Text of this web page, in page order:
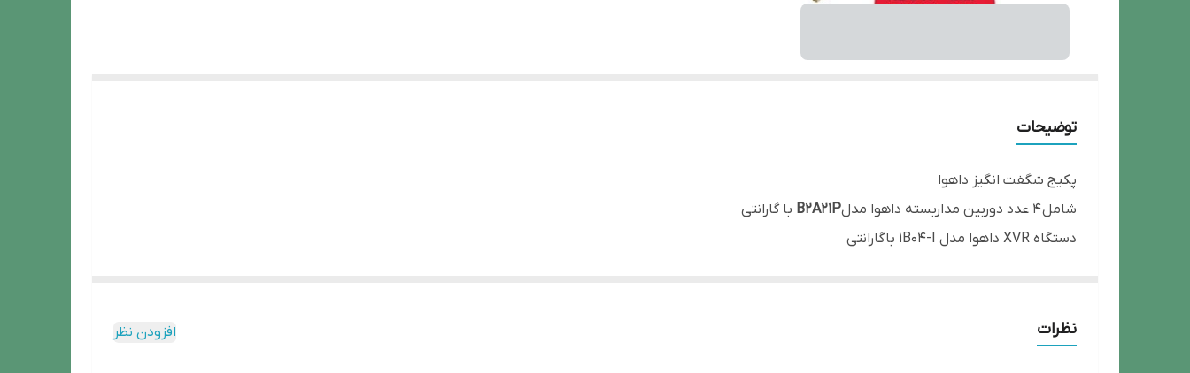
توضیحات
پکیج شگفت انگیز داهوا
شامل 4 عدد دوربین مداربسته داهوا مدل
B2A21P با گارانتی
دستگاه XVR داهوا مدل 1B04-I با گارانتی
نظرات افزودن نظر